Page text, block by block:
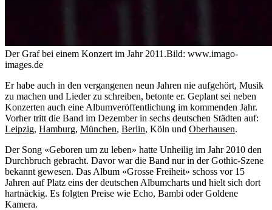
Der Graf bei einem Konzert im Jahr 2011.Bild: www.imago-
images.de
Er habe auch in den vergangenen neun Jahren nie aufgehört, Musik
zu machen und Lieder zu schreiben, betonte er. Geplant sei neben
Konzerten auch eine Albumveröffentlichung im kommenden Jahr.
Vorher tritt die Band im Dezember in sechs deutschen Städten auf:
Leipzig, Hamburg, München, Berlin, Köln und Oberhausen.
Der Song «Geboren um zu leben» hatte Unheilig im Jahr 2010 den
Durchbruch gebracht. Davor war die Band nur in der Gothic-Szene
bekannt gewesen. Das Album «Grosse Freiheit» schoss vor 15
Jahren auf Platz eins der deutschen Albumcharts und hielt sich dort
hartnäckig. Es folgten Preise wie Echo, Bambi oder Goldene
Kamera.